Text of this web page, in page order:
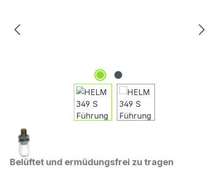
Belüftet und ermüdungsfrei zu tragen